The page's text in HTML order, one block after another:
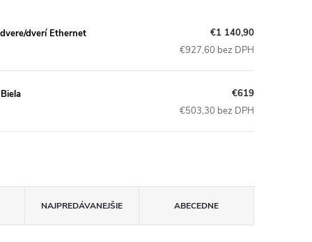
dverí Ethernet
€1 140,90
€927,60 bez DPH
€619
€503,30 bez DPH
NAJPREDÁVANEJŠIE ABECEDNE